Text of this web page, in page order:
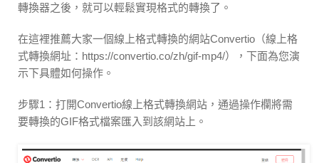
轉換器之後，就可以輕鬆實現格式的轉換了。
在這裡推薦大家一個線上格式轉換的網站Convertio（線上格
式轉換網址：https://convertio.co/zh/gif-mp4/），下面為您演
示下具體如何操作。
步驟1：打開Convertio線上格式轉換網站，通過操作欄將需
要轉換的GIF格式檔案匯入到該網站上。